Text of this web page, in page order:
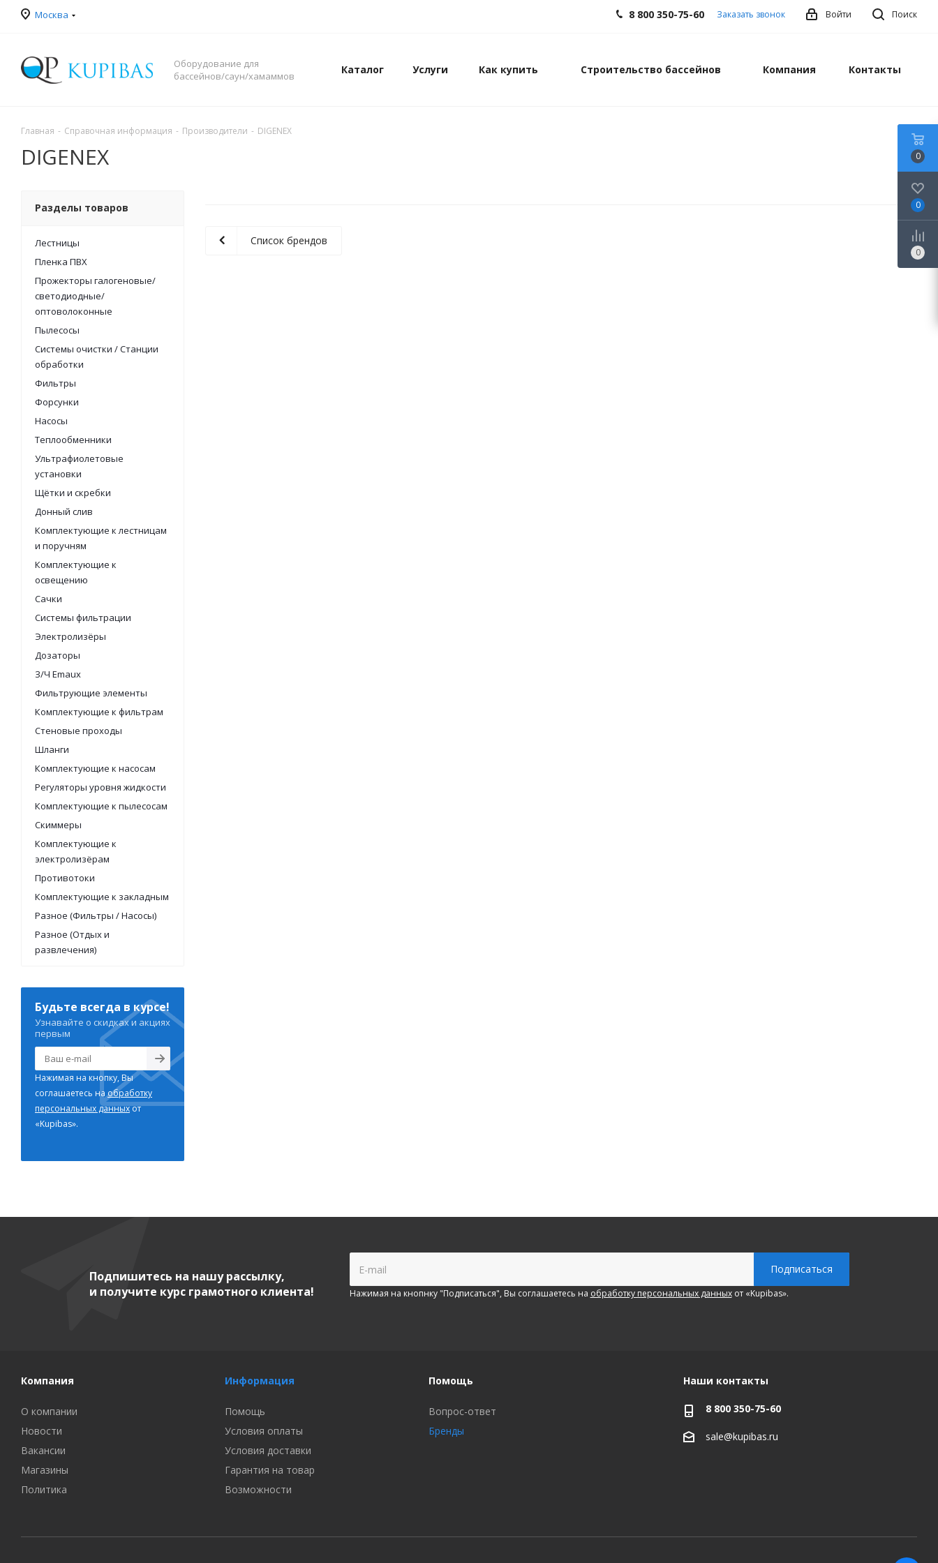
Москва Поиск
Войти
8 800 350-75-60 Заказать звонок
Оборудование для
бассейнов/саун/хамаммов
Каталог Услуги Как купить Строительство бассейнов Компания Контакты
Главная - Справочная информация - Производители - DIGENEX
DIGENEX
Список брендов
Разделы товаров
Лестницы
Пленка ПВХ
Прожекторы галогеновые/
светодиодные/
оптоволоконные
Пылесосы
Системы очистки / Станции
обработки
Фильтры
Форсунки
Насосы
Теплообменники
Ультрафиолетовые
установки
Щётки и скребки
Донный слив
Комплектующие к лестницам
и поручням
Комплектующие к
освещению
Сачки
Системы фильтрации
Электролизёры
Дозаторы
З/Ч Emaux
Фильтрующие элементы
Комплектующие к фильтрам
Стеновые проходы
Шланги
Комплектующие к насосам
Регуляторы уровня жидкости
Комплектующие к пылесосам
Скиммеры
Комплектующие к
электролизёрам
Противотоки
Комплектующие к закладным
Разное (Фильтры / Насосы)
Разное (Отдых и
развлечения)
Будьте всегда в курсе!
Узнавайте о скидках и акциях
первым
Нажимая на кнопку, Вы
соглашаетесь наобработку
персональных данныхот
«Kupibas».
Подпишитесь на нашу рассылку,
и получите курс грамотного клиента!
Нажимая на кнопнку "Подписаться", Вы соглашаетесь на обработку персональных данныхот «Kupibas».
Компания
О компании
Новости
Вакансии
Магазины
Политика
Информация
Помощь
Условия оплаты
Условия доставки
Гарантия на товар
Возможности
Помощь
Вопрос-ответ
Бренды
Наши контакты
8 800 350-75-60
sale@kupibas.ru
0
0
0